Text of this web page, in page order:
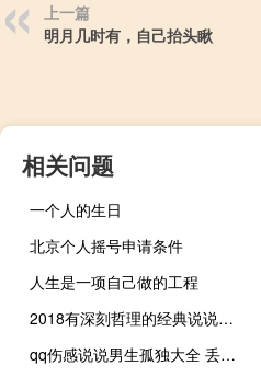
上一篇
明月几时有，自己抬头瞅
相关问题
一个人的生日
北京个人摇号申请条件
人生是一项自己做的工程
2018有深刻哲理的经典说说大全 很深刻精辟有内涵的哲理说说
qq伤感说说男生孤独大全 丢了自己只能慢慢捡回来